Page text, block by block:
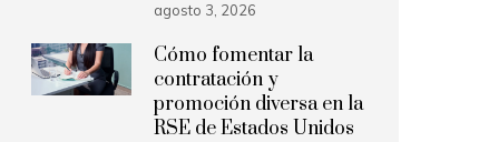
agosto 3, 2026
Cómo fomentar la
contratación y
promoción diversa en la
RSE de Estados Unidos